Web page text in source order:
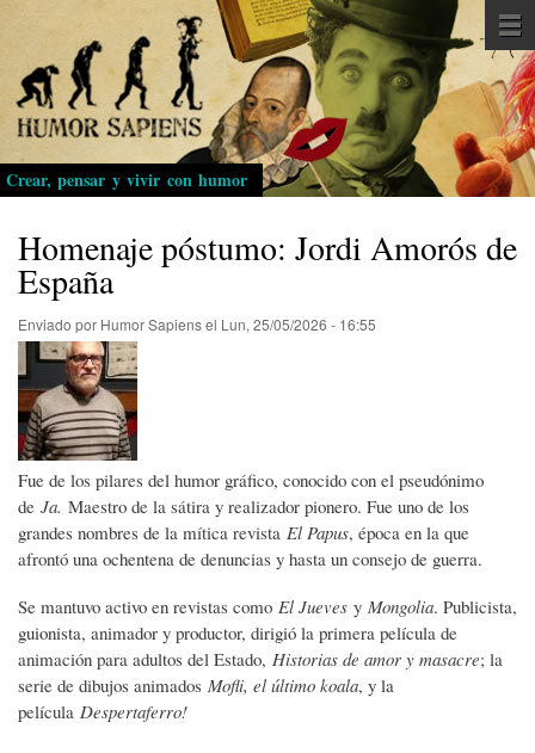
Pasar
al
contenido
principal
Crear, pensar y vivir con humor
Homenaje póstumo: Jordi Amorós de
España
Enviado por Humor Sapiensel Lun, 25/05/2026 - 16:55
Fue de los pilares del humor gráfico, conocido con el pseudónimo
de Ja. Maestro de la sátira y realizador pionero. Fue uno de los
grandes nombres de la mítica revista El Papus, época en la que
afrontó una ochentena de denuncias y hasta un consejo de guerra.
Se mantuvo activo en revistas como El Jueves y Mongolia. Publicista,
guionista, animador y productor, dirigió la primera película de
animación para adultos del Estado, Historias de amor y masacre; la
serie de dibujos animados Mofli, el último koala, y la
película Despertaferro!